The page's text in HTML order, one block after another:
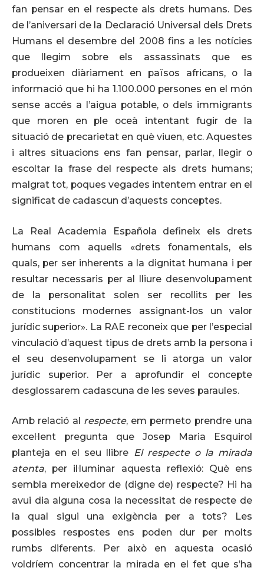
fan pensar en el respecte als drets humans. Des
de l’aniversari de la Declaració Universal dels Drets
Humans el desembre del 2008 fins a les notícies
que llegim sobre els assassinats que es
produeixen diàriament en països africans, o la
informació que hi ha 1.100.000 persones en el món
sense accés a l’aigua potable, o dels immigrants
que moren en ple oceà intentant fugir de la
situació de precarietat en què viuen, etc. Aquestes
i altres situacions ens fan pensar, parlar, llegir o
escoltar la frase del respecte als drets humans;
malgrat tot, poques vegades intentem entrar en el
significat de cadascun d’aquests conceptes.
La Real Academia Española defineix els drets
humans com aquells «drets fonamentals, els
quals, per ser inherents a la dignitat humana i per
resultar necessaris per al lliure desenvolupament
de la personalitat solen ser recollits per les
constitucions modernes assignant-los un valor
jurídic superior». La RAE reconeix que per l’especial
vinculació d’aquest tipus de drets amb la persona i
el seu desenvolupament se li atorga un valor
jurídic superior. Per a aprofundir el concepte
desglossarem cadascuna de les seves paraules.
Amb relació al respecte, em permeto prendre una
excel·lent pregunta que Josep Maria Esquirol
planteja en el seu llibre El respecte o la mirada
atenta, per il·luminar aquesta reflexió: Què ens
sembla mereixedor de (digne de) respecte? Hi ha
avui dia alguna cosa la necessitat de respecte de
la qual sigui una exigència per a tots? Les
possibles respostes ens poden dur per molts
rumbs diferents. Per això en aquesta ocasió
voldríem concentrar la mirada en el fet que s’ha